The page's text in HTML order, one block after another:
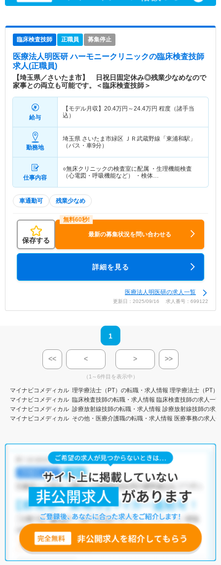
臨床検査技師 正職員 募集停止
医療法人明医研 ハーモニークリニックの臨床検査技師
求人(正職員)
【埼玉県／さいたま市】 日祝日固定休み◎残業少なめなので
家事との両立も可能です。＜臨床検査技師＞
給与
【モデル月収】 20.4万円～24.4万円 程度（諸手当
込）
勤務地
埼玉県 さいたま市緑区 ＪＲ武蔵野線「東浦和駅」
（バス・車9分）
仕事内容
○無床クリニックの検査室に配属 ・生理機能検査
（心電図・呼吸機能など） ・検体…
車通勤可 残業少なめ
保存する
最新の募集状況を問い合わせる
詳細を見る
医療法人明医研の求人一覧
更新日：2025/09/16 求人番号：699122
1
<< < > >>
（1～6件目を表示中）
マイナビコメディカル 理学療法士（PT）の転職・求人情報 理学療法士（PT）
マイナビコメディカル 臨床検査技師の転職・求人情報 臨床検査技師の求人一覧
マイナビコメディカル 診療放射線技師の転職・求人情報 診療放射線技師の求
マイナビコメディカル その他・医療介護職の転職・求人情報 医療事務の求人